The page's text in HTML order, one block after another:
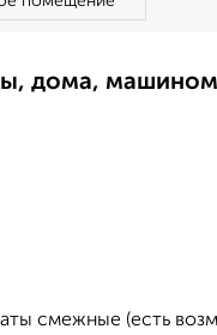
дома,
смежные (есть